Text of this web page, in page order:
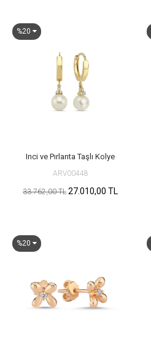
%20
Inci ve Pırlanta Taşlı Kolye
ARV00448
33.762,00 TL 27.010,00 TL
%20